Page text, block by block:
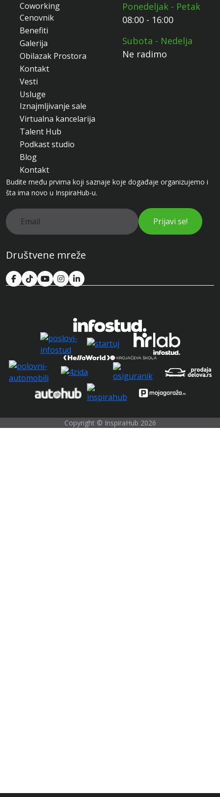
Coworking
Cenovnik
Benefiti
Galerija
Obilazak Prostora
Kontakt
Vesti
Usluge
Iznajmljivanje sale
Virtualna kancelarija
Talent Hub
Podkast studio
Blog
Kontakt
Ponedeljak - Petak
08:00 - 16:00
Subota - Nedelja
Ne radimo
Budite među prvima koji saznaje koje događaje organizujemo i
šta ima novo u InspiraHub-u.
Prijavi se!
Društvene mreže
Copyright © InspiraHub 2026